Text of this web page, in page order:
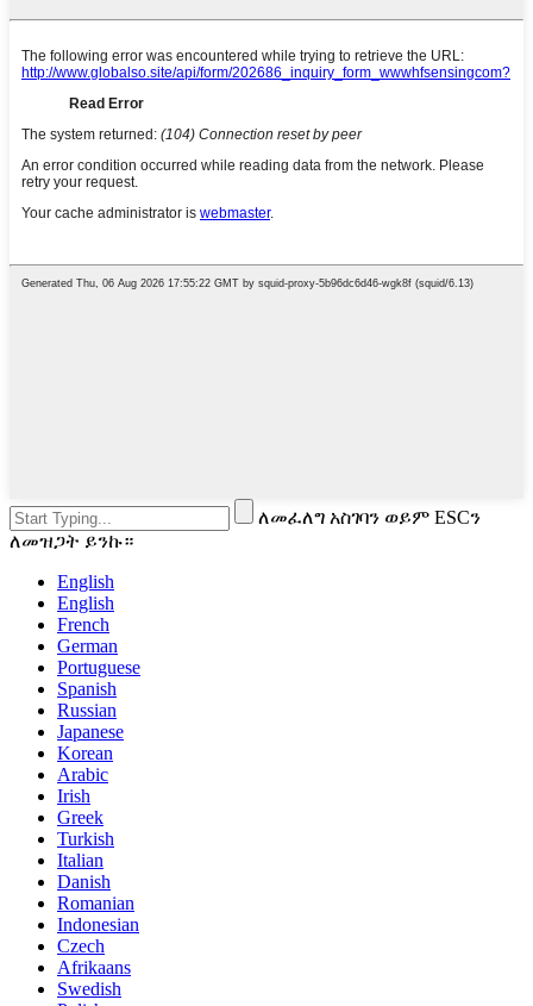
ለመፈለግ አስገባን ወይም ESCን
ለመዝጋት ይንኩ።
English
English
French
German
Portuguese
Spanish
Russian
Japanese
Korean
Arabic
Irish
Greek
Turkish
Italian
Danish
Romanian
Indonesian
Czech
Afrikaans
Swedish